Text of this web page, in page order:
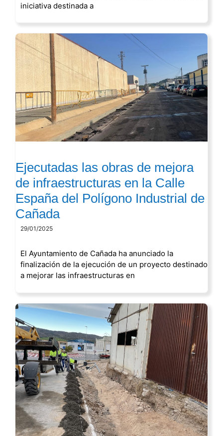
iniciativa destinada a
Ejecutadas las obras de mejora
de infraestructuras en la Calle
España del Polígono Industrial de
Cañada
29/01/2025
El Ayuntamiento de Cañada ha anunciado la
finalización de la ejecución de un proyecto destinado
a mejorar las infraestructuras en